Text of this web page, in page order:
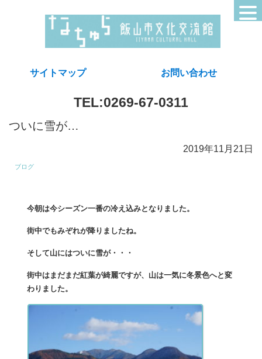
サイトマップ お問い合わせ
TEL:0269-67-0311
ついに雪が…
2019年11月21日
ブログ
今朝は今シーズン一番の冷え込みとなりました。
街中でもみぞれが降りましたね。
そして山にはついに雪が・・・
街中はまだまだ紅葉が綺麗ですが、山は一気に冬景色へと変
わりました。